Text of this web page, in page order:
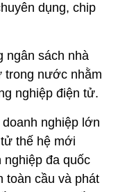
dụng, chip
ngân sách nhà
trong nước nhằm
nghiệp điện tử.
nghiệp lớn
thế hệ mới
đa quốc
toàn cầu và phát